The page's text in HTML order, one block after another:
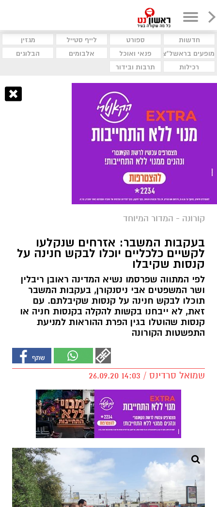
חדשות ספורט לייף סטייל
מגזין
מופעים בראשל"צ
פנאי ואוכל אלבומים
הבלוגים
רכילות
תרבות ובידור
קורונה - המדור המיוחד
בעקבות המשבר: אזרחים שנקלעו
לקשיים כלכליים יוכלו לבקש חנינה על
קנסות שקיבלו
לפי המתווה שפרסמו נשיא המדינה ראובן ריבלין
ושר המשפטים אבי ניסנקורן, בעקבות המשבר
תוכלו לבקש חנינה על קנסות שקיבלתם. עם
זאת, לא ייבחנו בקשות להקלה בקנסות חניה או
קנסות שהוטלו בגין הפרת ההוראות למניעת
התפשטות הקורונה
שמואל סרדינס / 14:03 26.09.20